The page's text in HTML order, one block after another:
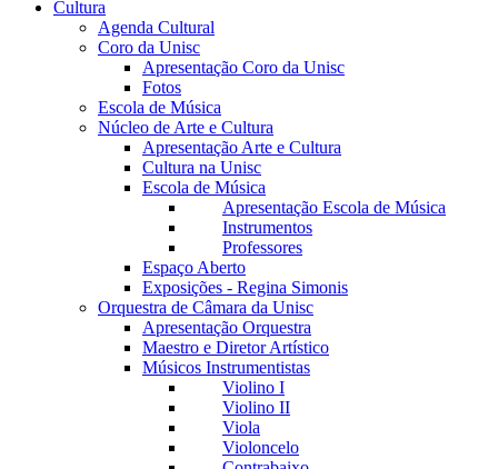
Cultura
Agenda Cultural
Coro da Unisc
Apresentação Coro da Unisc
Fotos
Escola de Música
Núcleo de Arte e Cultura
Apresentação Arte e Cultura
Cultura na Unisc
Escola de Música
Apresentação Escola de Música
Instrumentos
Professores
Espaço Aberto
Exposições - Regina Simonis
Orquestra de Câmara da Unisc
Apresentação Orquestra
Maestro e Diretor Artístico
Músicos Instrumentistas
Violino I
Violino II
Viola
Violoncelo